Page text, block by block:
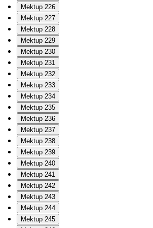
Mektup 226
Mektup 227
Mektup 228
Mektup 229
Mektup 230
Mektup 231
Mektup 232
Mektup 233
Mektup 234
Mektup 235
Mektup 236
Mektup 237
Mektup 238
Mektup 239
Mektup 240
Mektup 241
Mektup 242
Mektup 243
Mektup 244
Mektup 245